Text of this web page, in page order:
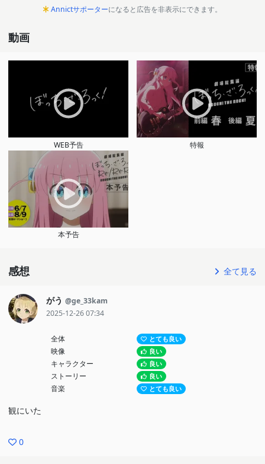
Annictサポーターになると広告を非表示にできます。
動画
WEB予告 特報
本予告
感想 全て見る
がう @ge_33kam
2025-12-26 07:34
全体 とても良い
映像 良い
キャラクター 良い
ストーリー 良い
音楽 とても良い
観にいた
0